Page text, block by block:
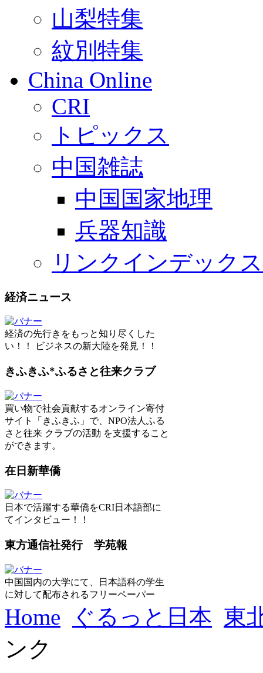
山梨特集
紋別特集
China Online
CRI
トピックス
中国雑誌
中国国家地理
兵器知識
リンクインデックス
経済ニュース
経済の先行きをもっと知り尽くした
い！！ ビジネスの新大陸を発見！！
きふきふ*ふるさと往来クラブ
買い物で社会貢献するオンライン寄付
サイト「きふきふ」で、NPO法人ふる
さと往来 クラブの活動 を支援すること
ができます。
在日新華僑
日本で活躍する華僑をCRI日本語部に
てインタビュー！！
東方通信社発行 学苑報
中国国内の大学にて、日本語科の学生
に対して配布されるフリーペーパー
Home ぐるっと日本 東
ンク